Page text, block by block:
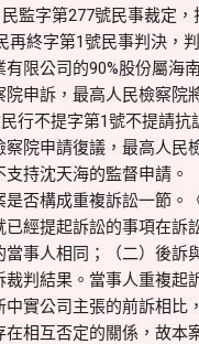
監字第277號民事裁定
再終字第1號民事判決，
限公司的90%股份屬海
申訴，最高人民檢察
行不提字第1號不提請
院申請復議，最高人民
持沈天海的監督申請。
否構成重複訴訟一節。
已經提起訴訟的事項在
事人相同；（二）後
判結果。當事人重複
實公司主張的前訴相
相互否定的關係，故